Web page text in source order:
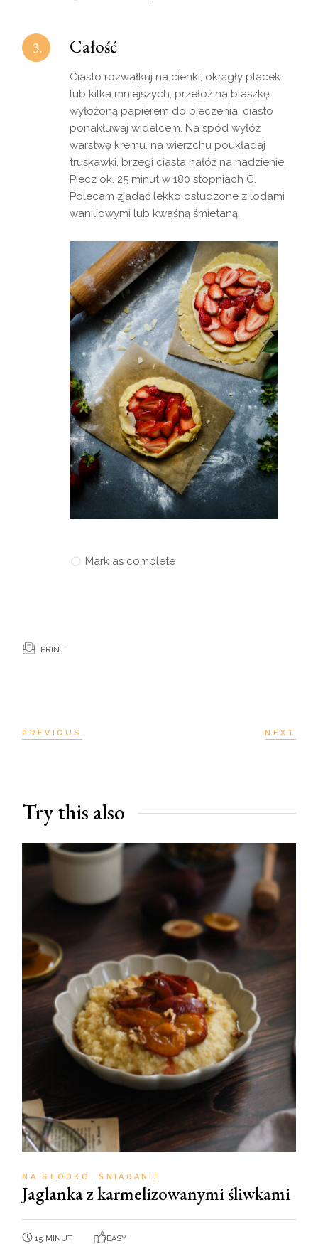
3. Całość
Ciasto rozwałkuj na cienki, okrągły placek
lub kilka mniejszych, przełóż na blaszkę
wyłożoną papierem do pieczenia, ciasto
ponakłuwaj widelcem. Na spód wyłóż
warstwę kremu, na wierzchu poukładaj
truskawki, brzegi ciasta nałóż na nadzienie.
Piecz ok. 25 minut w 180 stopniach C.
Polecam zjadać lekko ostudzone z lodami
waniliowymi lub kwaśną śmietaną.
Mark as complete
PRINT
PREVIOUS NEXT
Try this also
NA SŁODKO ŚNIADANIE
Jaglanka z karmelizowanymi śliwkami
15 MINUT EASY